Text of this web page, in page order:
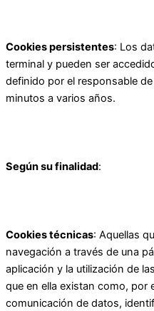
Cookies persistentes: Los
terminal y pueden ser
definido por el responsable
minutos a varios años.
Según su finalidad:
Cookies técnicas: Aquellas
navegación a través de una
aplicación y la utilización de
que en ella existan como, por
comunicación de datos,